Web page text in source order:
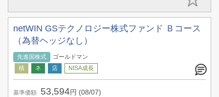
netWIN GSテクノロジー株式ファンド Ｂコース
（為替ヘッジなし）
先進国株式 ゴールドマン
基準価額 53,594 円 (08/07)